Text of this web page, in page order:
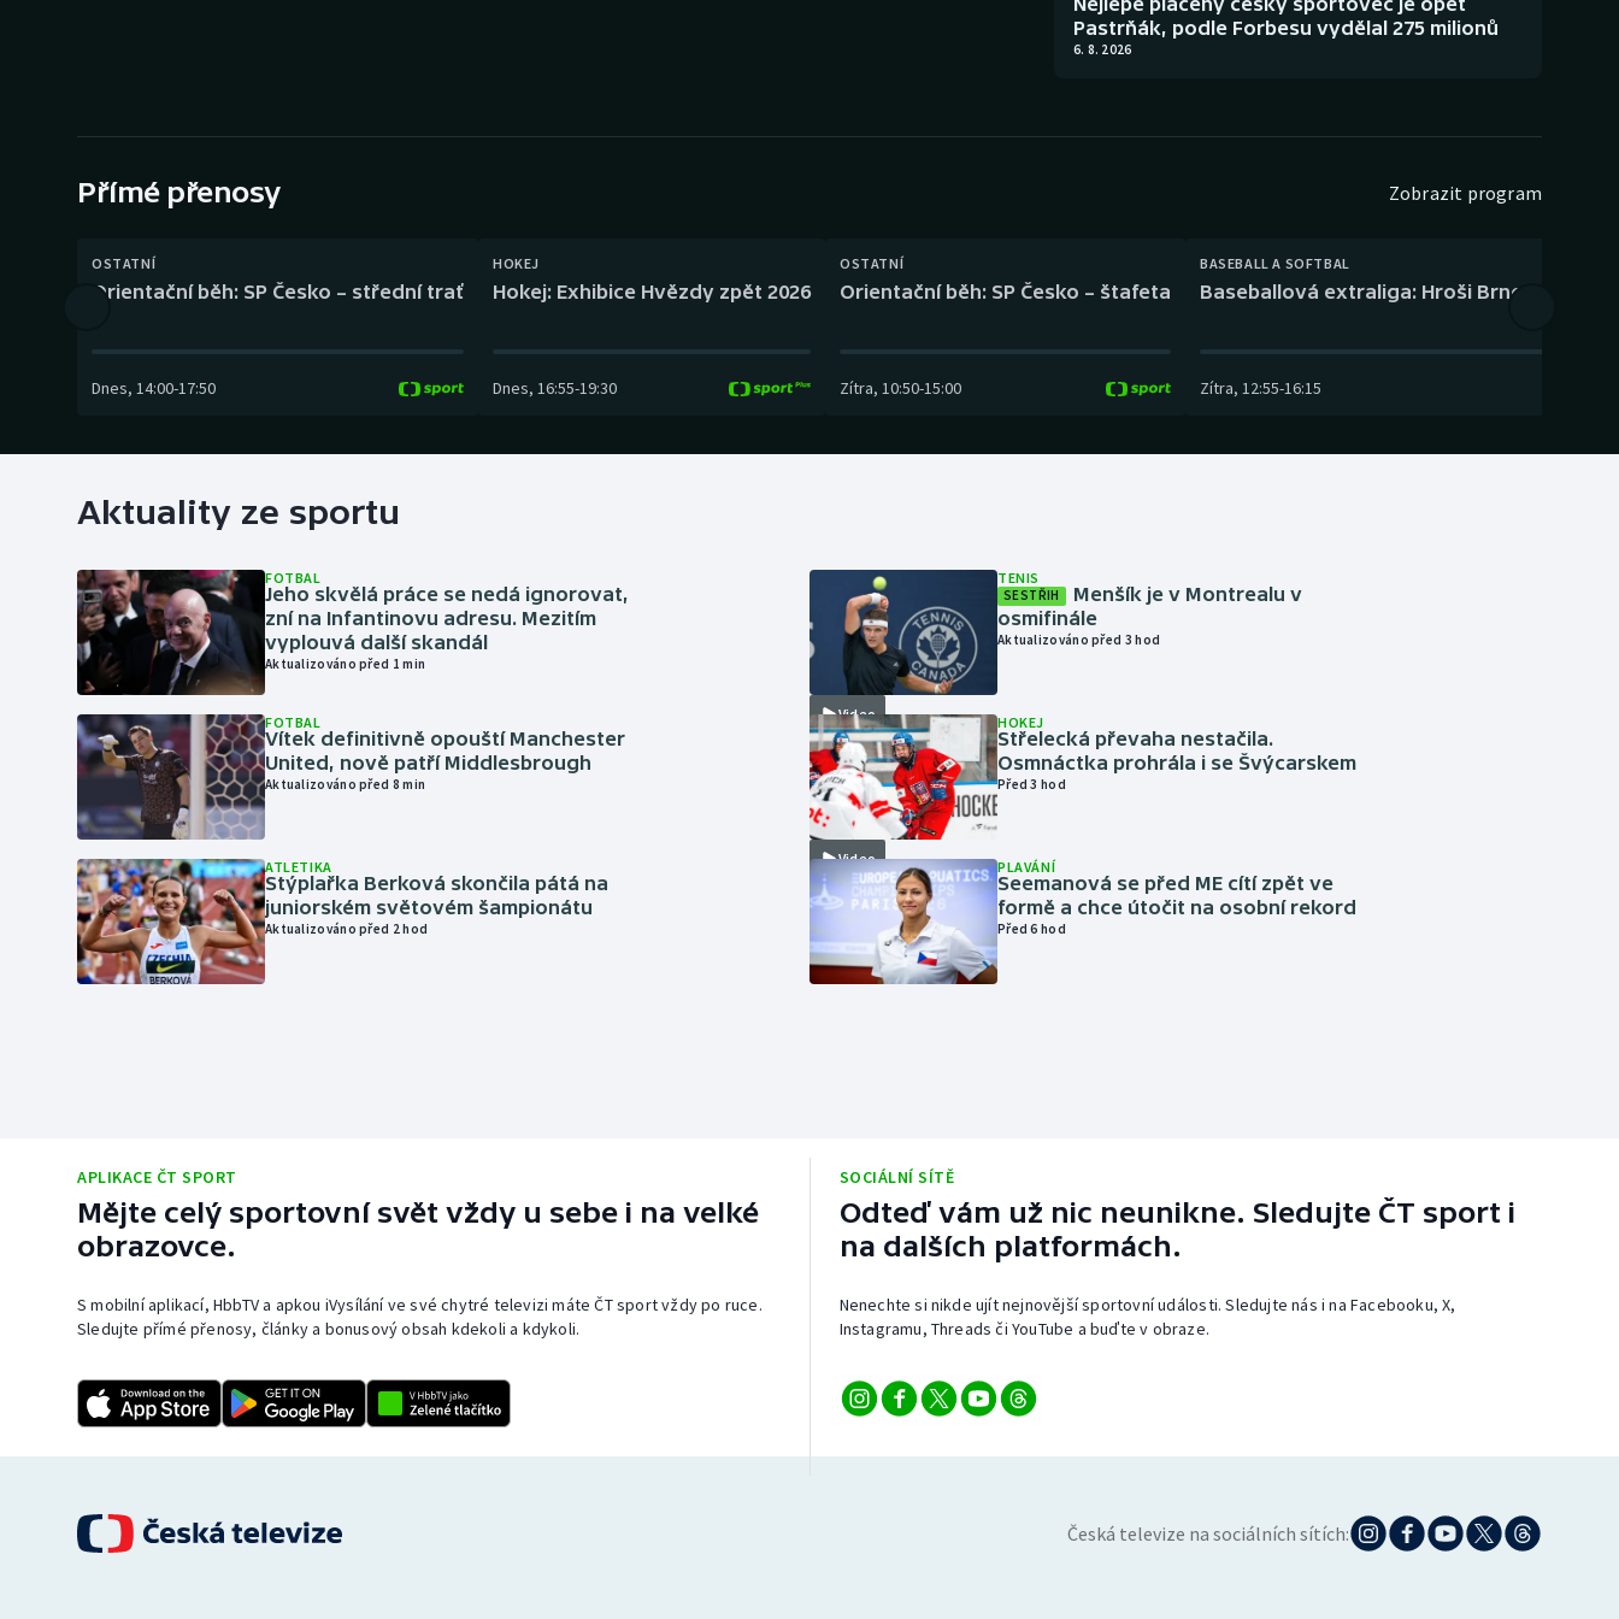
Gymnastika Plážový volejbal
Pastrňák, podle Forbesu vydělal 275 milionů
6. 8. 2026
Přímé přenosy Zobrazit program
OSTATNÍ
Orientační běh: SP Česko – střední trať
Dnes, 14:00-17:50
HOKEJ
Hokej: Exhibice Hvězdy zpět 2026
Dnes, 16:55-19:30
OSTATNÍ
Orientační běh: SP Česko – štafeta
Zítra, 10:50-15:00
BASEBALL A SOFTBAL
Baseballová extraliga: Hroši Brno – Eagles
Zítra, 12:55-16:15
Aktuality ze sportu
FOTBAL
Jeho skvělá práce se nedá ignorovat,
zní na Infantinovu adresu. Mezitím
vyplouvá další skandál
Aktualizováno před 1 min
FOTBAL
Vítek definitivně opouští Manchester
United, nově patří Middlesbrough
Aktualizováno před 8 min
ATLETIKA
Stýplařka Berková skončila pátá na
juniorském světovém šampionátu
Aktualizováno před 2 hod
Video
TENIS
SESTŘIH
Menšík je v Montrealu v
osmifinále
Aktualizováno před 3 hod
Video
HOKEJ
Střelecká převaha nestačila.
Osmnáctka prohrála i se Švýcarskem
Před 3 hod
PLAVÁNÍ
Seemanová se před ME cítí zpět ve
formě a chce útočit na osobní rekord
Před 6 hod
APLIKACE ČT SPORT
Mějte celý sportovní svět vždy u sebe i na velké
obrazovce.
S mobilní aplikací, HbbTV a apkou iVysílání ve své chytré televizi máte ČT sport vždy po ruce.
Sledujte přímé přenosy, články a bonusový obsah kdekoli a kdykoli.
SOCIÁLNÍ SÍTĚ
Odteď vám už nic neunikne. Sledujte ČT sport i
na dalších platformách.
Nenechte si nikde ujít nejnovější sportovní události. Sledujte nás i na Facebooku, X,
Instagramu, Threads či YouTube a buďte v obraze.
Česká televize na sociálních sítích: